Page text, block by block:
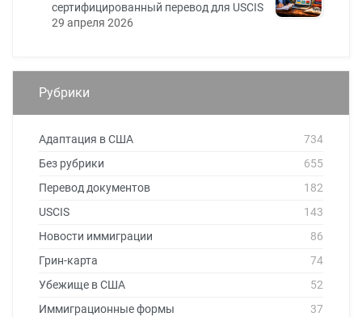
сертифицированный перевод для USCIS
29 апреля 2026
Рубрики
Адаптация в США
734
Без рубрики
655
Перевод документов
182
USCIS
143
Новости иммиграции
86
Грин-карта
74
Убежище в США
52
Иммиграционные формы
37